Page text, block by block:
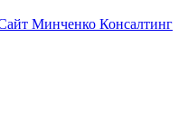
Минченко Консалтинг